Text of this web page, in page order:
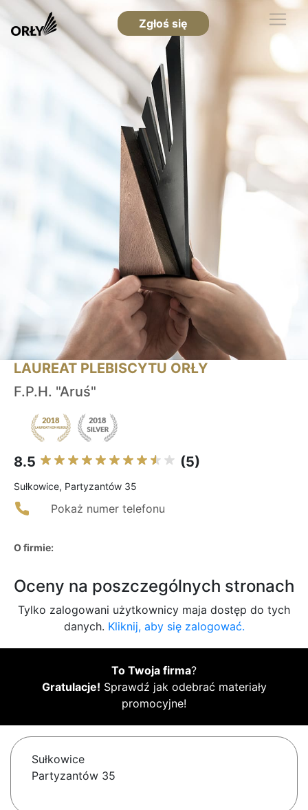
Zgłoś się
LAUREAT PLEBISCYTU ORŁY
F.P.H. "Aruś"
8.5 (5)
Sułkowice, Partyzantów 35
Pokaż numer telefonu
O firmie:
Oceny na poszczególnych stronach
Tylko zalogowani użytkownicy maja dostęp do tych
danych. Kliknij, aby się zalogować.
To Twoja firma?
Gratulacje! Sprawdź jak odebrać materiały
promocyjne!
Sułkowice
Partyzantów 35